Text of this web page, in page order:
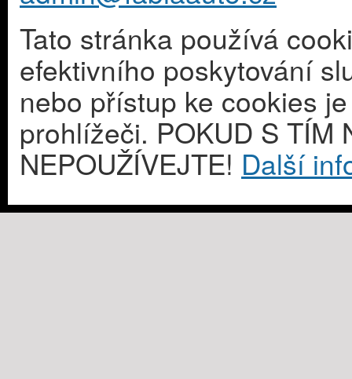
Tato stránka používá
efektivního poskytování
nebo přístup ke cookies
prohlížeči. POKUD S TÍM
NEPOUŽÍVEJTE! Další